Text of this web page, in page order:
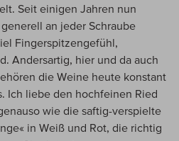
Seit einigen Jahren nun
an jeder Schraube
Fingerspitzengefühl,
Andersartig, hier und da auch
die Weine heute konstant
Ich liebe den hochfeinen Ried
wie die saftig-verspielte
in Weiß und Rot, die richtig